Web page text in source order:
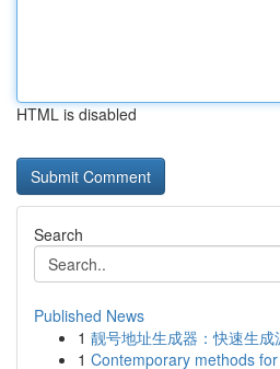
HTML is disabled
Search
Published News
1 靓号地址生成器：快速生成
1 Contemporary methods